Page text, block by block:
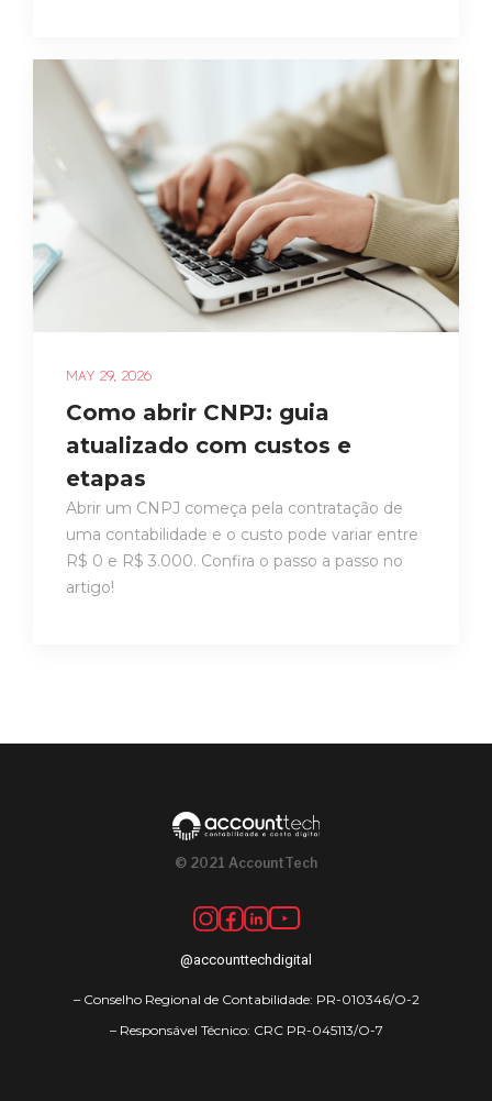
MAY 29, 2026
Como abrir CNPJ: guia
atualizado com custos e
etapas
Abrir um CNPJ começa pela contratação de
uma contabilidade e o custo pode variar entre
R$ 0 e R$ 3.000. Confira o passo a passo no
artigo!
© 2021 AccountTech
@accounttechdigital
– Conselho Regional de Contabilidade: PR-010346/O-2
– Responsável Técnico: CRC PR-045113/O-7